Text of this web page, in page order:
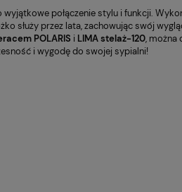
wyjątkowe połączenie stylu i funkcji.
służy przez lata, zachowując swój
POLARIS i LIMA stelaż-120, można
i wygodę do swojej sypialni!